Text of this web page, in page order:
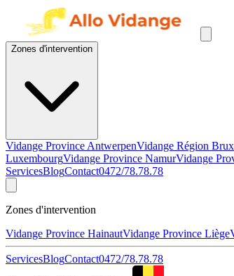
Zones d'intervention
Vidange Province AntwerpenVidange Région
LuxembourgVidange Province NamurVidange
ServicesBlogContact0472/78.78.78
Zones d'intervention
Vidange Province HainautVidange Province Liège
ServicesBlogContact0472/78.78.78